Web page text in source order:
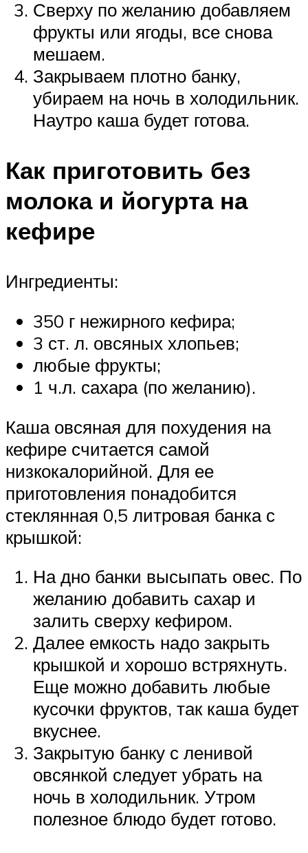
Сверху по желанию добавляем
фрукты или ягоды, все снова
мешаем.
Закрываем плотно банку,
убираем на ночь в холодильник.
Наутро каша будет готова.
Как приготовить без
молока и йогурта на
кефире
Ингредиенты:
350 г нежирного кефира;
3 ст. л. овсяных хлопьев;
любые фрукты;
1 ч.л. сахара (по желанию).
Каша овсяная для похудения на
кефире считается самой
низкокалорийной. Для ее
приготовления понадобится
стеклянная 0,5 литровая банка с
крышкой:
На дно банки высыпать овес. По
желанию добавить сахар и
залить сверху кефиром.
Далее емкость надо закрыть
крышкой и хорошо встряхнуть.
Еще можно добавить любые
кусочки фруктов, так каша будет
вкуснее.
Закрытую банку с ленивой
овсянкой следует убрать на
ночь в холодильник. Утром
полезное блюдо будет готово.